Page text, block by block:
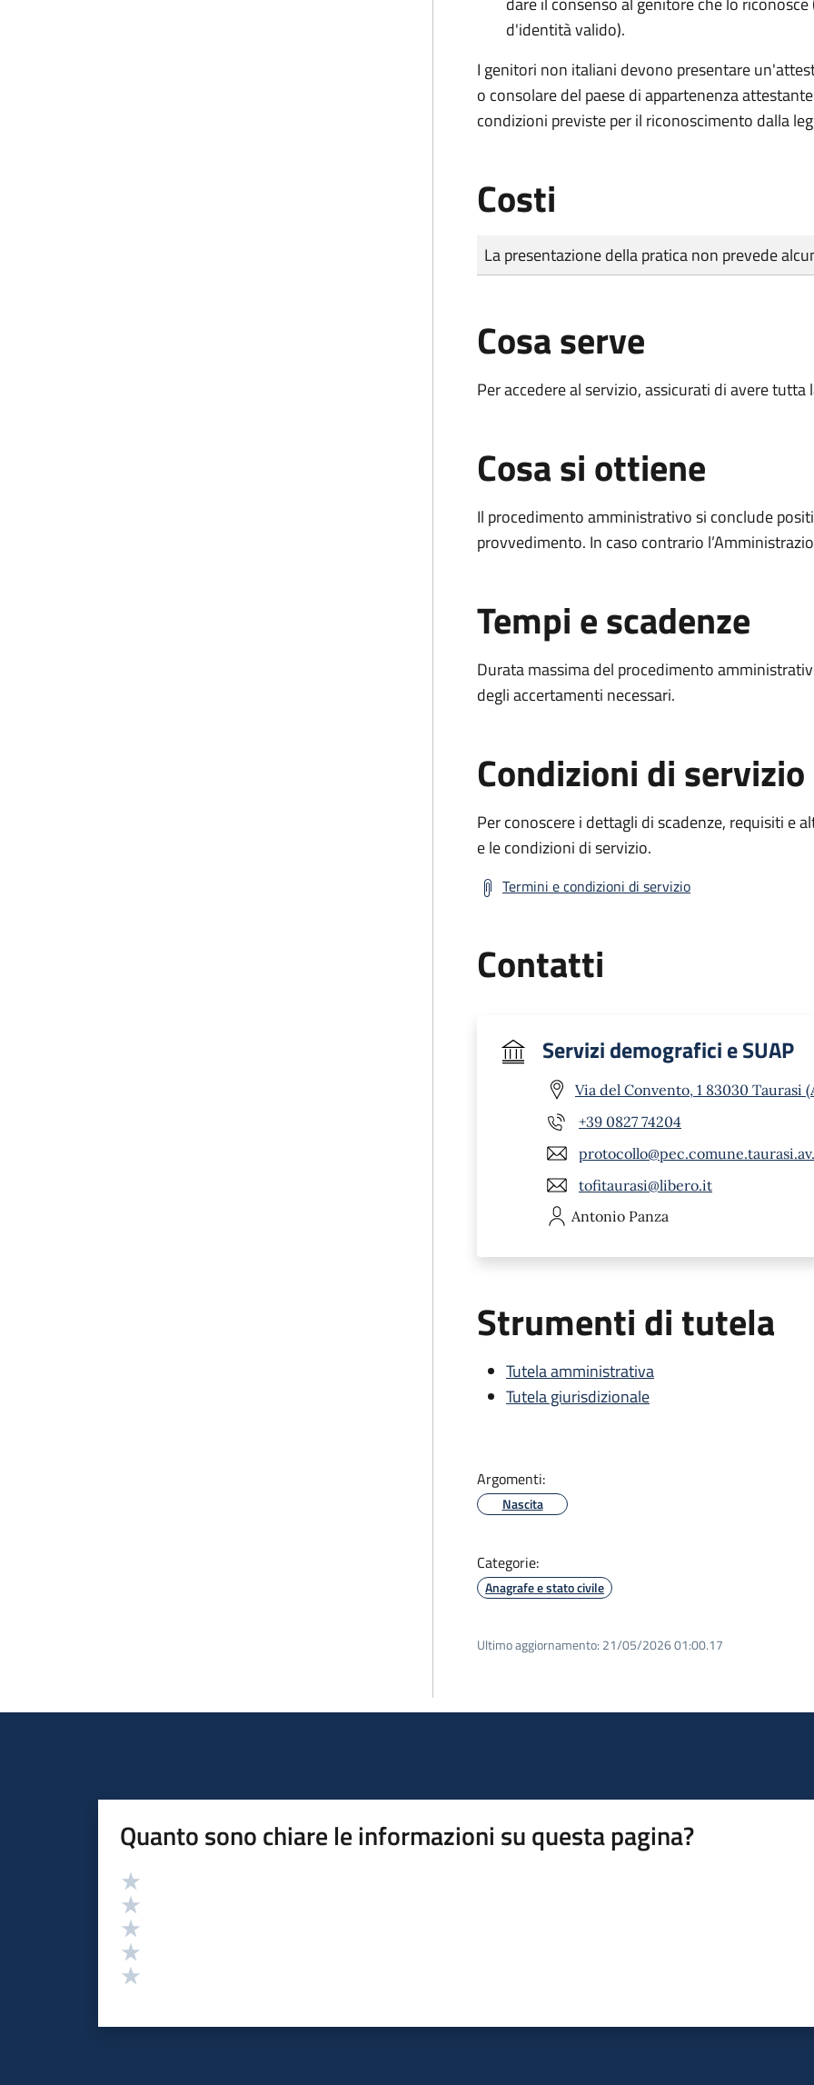
d'identità valido).
I genitori non italiani devono presentare
o consolare del paese di appartenenza
condizioni previste per il riconoscimento dalla
Costi
Tipo di pagamento
Importo
La presentazione della pratica non prevede
Cosa serve
Per accedere al servizio, assicurati di avere
Cosa si ottiene
Il procedimento amministrativo si conclude
provvedimento. In caso contrario
Tempi e scadenze
Durata massima del procedimento
degli accertamenti necessari.
Condizioni di servizio
Per conoscere i dettagli di scadenze, requisiti e
e le condizioni di servizio.
Termini e condizioni di servizio
Contatti
Servizi demografici e SUAP
Via del Convento, 1 83030 Taurasi
+39 0827 74204
tofitaurasi@libero.it
Antonio Panza
Strumenti di tutela
Tutela amministrativa
Tutela giurisdizionale
Argomenti:
Nascita
Categorie:
Anagrafe e stato civile
Ultimo aggiornamento: 21/05/2026 01:00.17
Quanto sono chiare le informazioni su questa pagina?
Valutazione